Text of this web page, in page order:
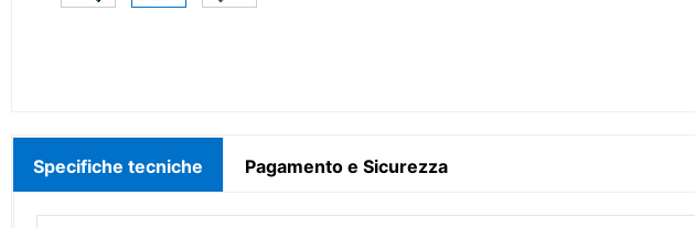
Specifiche tecniche Pagamento e Sicurezza